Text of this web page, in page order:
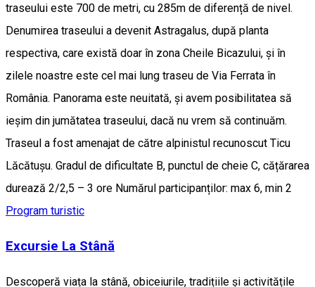
traseului este 700 de metri, cu 285m de diferență de nivel.
Denumirea traseului a devenit Astragalus, după planta
respectiva, care există doar în zona Cheile Bicazului, și în
zilele noastre este cel mai lung traseu de Via Ferrata în
România. Panorama este neuitată, și avem posibilitatea să
ieșim din jumătatea traseului, dacă nu vrem să continuăm.
Traseul a fost amenajat de către alpinistul recunoscut Ticu
Lăcătușu. Gradul de dificultate B, punctul de cheie C, cățărarea
durează 2/2,5 – 3 ore Numărul participanților: max 6, min 2
Program turistic
Excursie La Stână
Descoperă viața la stână, obiceiurile, tradițiile și activitățile